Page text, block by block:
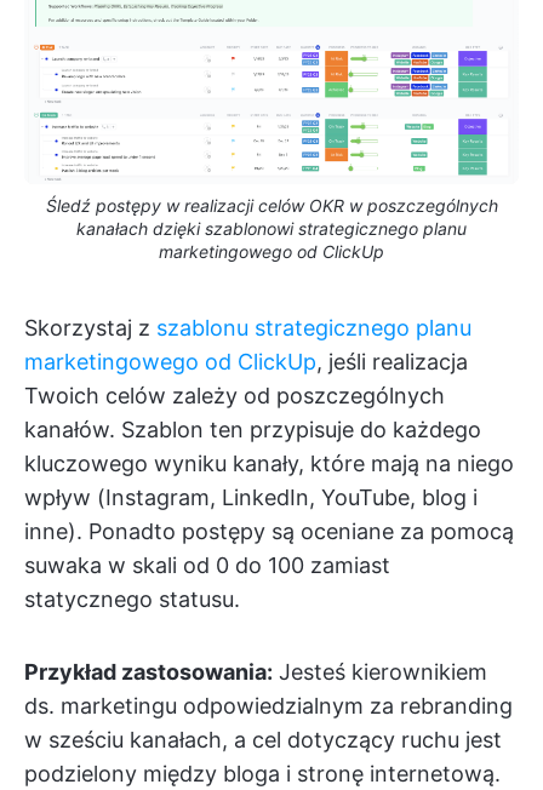
Śledź postępy w realizacji celów OKR w poszczególnych
kanałach dzięki szablonowi strategicznego planu
marketingowego od ClickUp
Skorzystaj z szablonu strategicznego planu
marketingowego od ClickUp, jeśli realizacja
Twoich celów zależy od poszczególnych
kanałów. Szablon ten przypisuje do każdego
kluczowego wyniku kanały, które mają na niego
wpływ (Instagram, LinkedIn, YouTube, blog i
inne). Ponadto postępy są oceniane za pomocą
suwaka w skali od 0 do 100 zamiast
statycznego statusu.
Przykład zastosowania: Jesteś kierownikiem
ds. marketingu odpowiedzialnym za rebranding
w sześciu kanałach, a cel dotyczący ruchu jest
podzielony między bloga i stronę internetową.